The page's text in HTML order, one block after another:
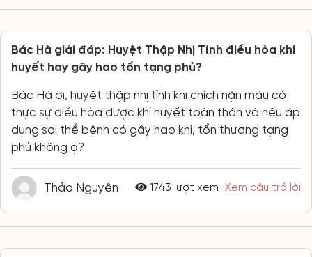
Bác Hà giải đáp: Huyệt Thập Nhị Tỉnh điều hòa khí
huyết hay gây hao tổn tạng phủ?
Bác Hà ơi, huyệt thập nhị tỉnh khi chích nặn máu có
thực sự điều hòa được khí huyết toàn thân và nếu áp
dụng sai thể bệnh có gây hao khí, tổn thương tạng
phủ không ạ?
Thảo Nguyên 1743 lượt xem Xem câu trả lời